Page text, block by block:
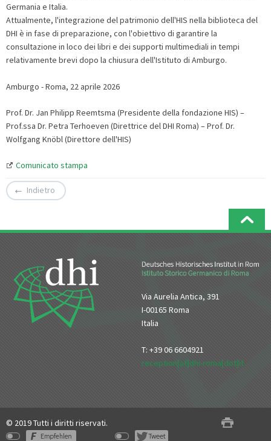
Germania e Italia.
Attualmente, l'integrazione del patrimonio dell'HIS nella biblioteca del
DHI è in fase di preparazione, con l'obiettivo di garantire la
consultazione in loco dei libri e dei supporti multimediali in tempi
relativamente brevi dopo la chiusura dell'Istituto di Amburgo.
Amburgo - Roma, 22 aprile 2026
Prof. Dr. Jan Philipp Reemtsma (Presidente della fondazione HIS) –
Prof.ssa Dr. Petra Terhoeven (Direttrice del DHI Roma) – Prof. Dr.
Wolfgang Knöbl (Direttore dell'HIS)
Comunicato stampa
Indietro
Via Aurelia Antica, 391
I-00165 Roma
Italia
T: +39 06 6604921
reception[at]dhi-roma[dot]it
© 2019 Tutti i diritti riservati.